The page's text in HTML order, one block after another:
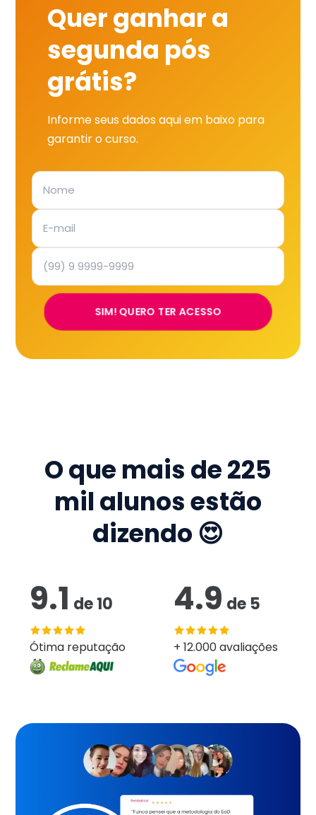
Quer ganhar a
segunda pós
grátis?
Informe seus dados aqui em baixo para
garantir o curso.
SIM! QUERO TER ACESSO
O que mais de225
mil alunos estão
dizendo 😍
9.1 de10
Ótima reputação
4.9 de 5
+ 12.000 avaliações